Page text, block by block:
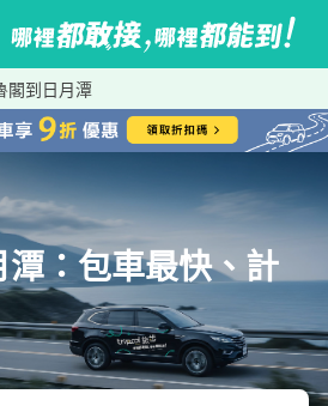
閣到日月潭
：包車最快、計